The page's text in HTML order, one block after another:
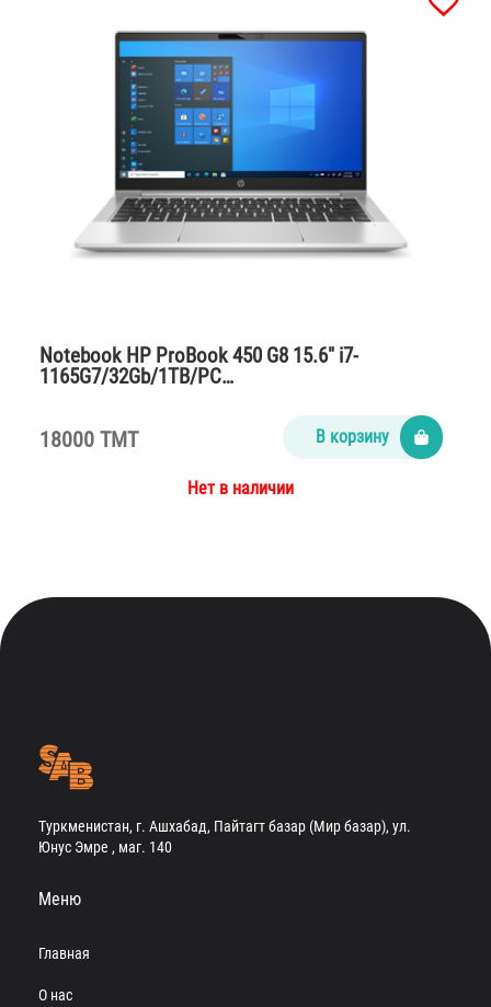
Notebook HP ProBook 450 G8 15.6″ i7-
1165G7/32Gb/1TB/PC…
18000 TMT В корзину
Нет в наличии
Туркменистан, г. Ашхабад, Пайтагт базар (Мир базар), ул.
Юнус Эмре , маг. 140
Меню
Главная
О нас